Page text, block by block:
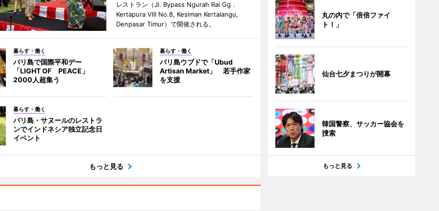
レストラン（Jl. Bypass Ngurah Rai Gg．
Kertapura Vlll No.8, Kesiman Kertalangu,
Denpasar Timur）で開催される。
暮らす・働く
バリ島で国際平和デー
「LIGHT OF PEACE」
2000人超集う
暮らす・働く
バリ島ウブドで「Ubud
Artisan Market」 若手作家
を支援
暮らす・働く
バリ島・サヌールのレストラ
ンでインドネシア独立記念日
イベント
もっと見る
丸の内で「倍倍ファイ
ト！」
仙台七夕まつりが開幕
韓国警察、サッカー協会を
捜索
もっと見る